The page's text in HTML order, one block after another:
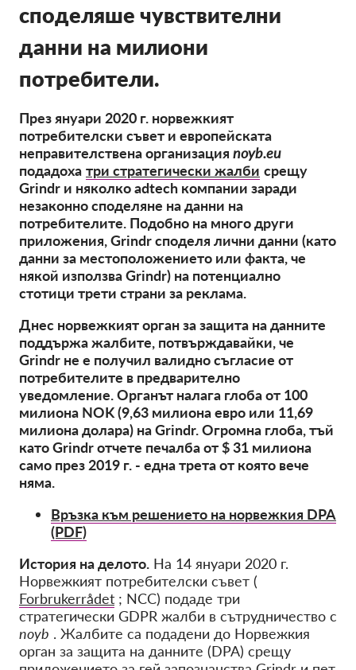
GDPRhub
споделяше чувствителни
данни на милиони
потребители.
През януари 2020 г. норвежкият
потребителски съвет и европейската
неправителствена организация noyb.eu
подадоха три стратегически жалби срещу
Grindr и няколко adtech компании заради
незаконно споделяне на данни на
потребителите. Подобно на много други
приложения, Grindr споделя лични данни (като
данни за местоположението или факта, че
някой използва Grindr) на потенциално
стотици трети страни за реклама.
Днес норвежкият орган за защита на данните
поддържа жалбите, потвърждавайки, че
Grindr не е получил валидно съгласие от
потребителите в предварително
уведомление. Органът налага глоба от 100
милиона NOK (9,63 милиона евро или 11,69
милиона долара) на Grindr. Огромна глоба, тъй
като Grindr отчете печалба от $ 31 милиона
само през 2019 г. - една трета от която вече
няма.
Връзка към решението на норвежкия DPA
(PDF)
История на делото. На 14 януари 2020 г.
Норвежкият потребителски съвет (
Forbrukerrådet ; NCC) подаде три
стратегически GDPR жалби в сътрудничество с
noyb . Жалбите са подадени до Норвежкия
орган за защита на данните (DPA) срещу